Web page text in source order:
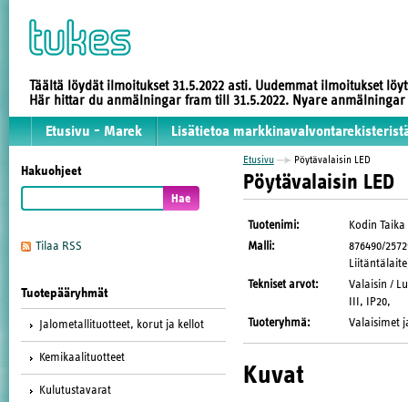
Täältä löydät ilmoitukset 31.5.2022 asti. Uudemmat ilmoitukset
Här hittar du anmälningar fram till 31.5.2022. Nyare
Etusivu - Marek Lisätietoa
Hakuohjeet
Tilaa RSS
Tuotepääryhmät
Jalometallituotteet, korut ja kellot
Kemikaalituotteet
Kulutustavarat
Etusivu Pöytävalaisin LED
Pöytävalaisin LED
Tuotenimi:
Kodin Taika
Malli:
876490/
Tekniset arvot:
Valaisin /
III, IP20,
Tuoteryhmä: Valaisimet
Kuvat